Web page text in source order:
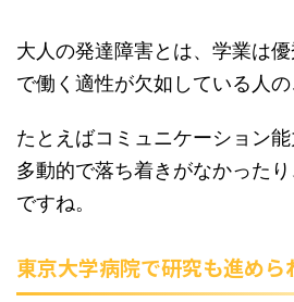
大人の発達障害とは、学業は
で働く適性が欠如している人の
たとえばコミュニケーション能
多動的で落ち着きがなかった
ですね。
東京大学病院で研究も進めら